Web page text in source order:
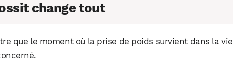
change tout
que le moment où la prise de poids survient dans la vie